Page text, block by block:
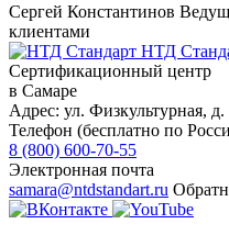
Сергей Константинов
клиентами
НТД
Сертификационный центр
в Самаре
Адрес: ул. Физкультурная, д.
Телефон (бесплатно по
8 (800) 600-70-55
Электронная почта
samara@ntdstandart.ru